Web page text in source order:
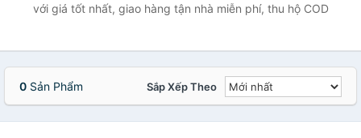
với giá tốt nhất, giao hàng tận nhà miễn phí, thu hộ COD
0 Sản Phẩm Sắp Xếp Theo